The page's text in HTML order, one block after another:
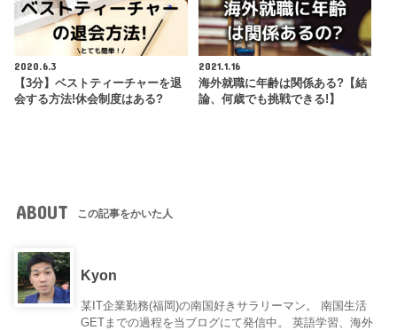
2020.6.3
【3分】ベストティーチャーを退
会する方法!休会制度はある?
2021.1.16
海外就職に年齢は関係ある?【結
論、何歳でも挑戦できる!】
ABOUT この記事をかいた人
Kyon
某IT企業勤務(福岡)の南国好きサラリーマン。 南国生活
GETまでの過程を当ブログにて発信中。 英語学習、海外